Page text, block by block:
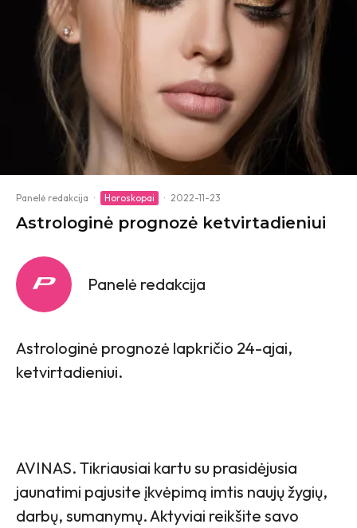
Panelė redakcija · Horoskopai · 2022-11-23
Astrologinė prognozė ketvirtadieniui
Panelė redakcija
Astrologinė prognozė lapkričio 24-ajai,
ketvirtadieniui.
AVINAS. Tikriausiai kartu su prasidėjusia
jaunatimi pajusite įkvėpimą imtis naujų žygių,
darbų, sumanymų. Aktyviai reikšite savo